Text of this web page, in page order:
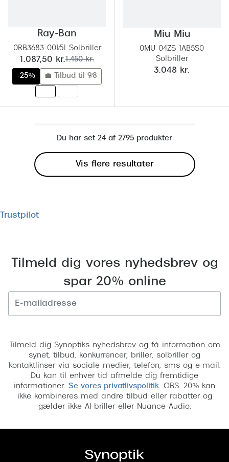
Ray-Ban
0RB3683 001/51 Solbriller
nu:
1.087,50 kr.før:
1.450 kr.
-25% 💼 Tilbud til 9/8
Miu Miu
0MU 04ZS 1AB5S0
Solbriller
3.048 kr.
Du har set 24 af 2795 produkter
Vis flere resultater
Trustpilot
Tilmeld dig vores nyhedsbrev og
spar 20% online
Tilmeld dig Synoptiks nyhedsbrev og få information om
synet, tilbud, konkurrencer, briller, solbriller og
kontaktlinser via sociale medier, telefon, sms og e-mail.
Du kan til enhver tid afmelde dig fremtidige
informationer. Se vores privatlivspolitik. OBS. 20% kan
ikke kombineres med andre tilbud eller rabatter og
gælder ikke AI-briller eller Nuance Audio.